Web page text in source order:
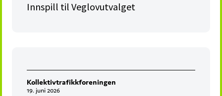
Innspill til Veglovutvalget
Kollektivtrafikkforeningen
19. juni 2026